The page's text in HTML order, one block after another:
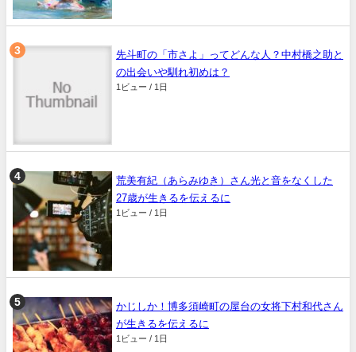
先斗町の「市さよ」ってどんな人？中村橋之助と
の出会いや馴れ初めは？
1ビュー / 1日
荒美有紀（あらみゆき）さん光と音をなくした
27歳が生きるを伝えるに
1ビュー / 1日
かじしか！博多須崎町の屋台の女将下村和代さん
が生きるを伝えるに
1ビュー / 1日